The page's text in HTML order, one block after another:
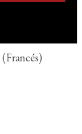
(Francés)